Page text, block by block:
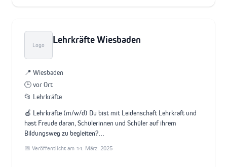
Logo Lehrkräfte Wiesbaden
📍 Wiesbaden
🕒 vor Ort
📂 Lehrkräfte
🍎 Lehrkräfte (m/w/d) Du bist mit Leidenschaft Lehrkraft und
hast Freude daran, Schülerinnen und Schüler auf ihrem
Bildungsweg zu begleiten?…
📅 Veröffentlicht am 14. März. 2025